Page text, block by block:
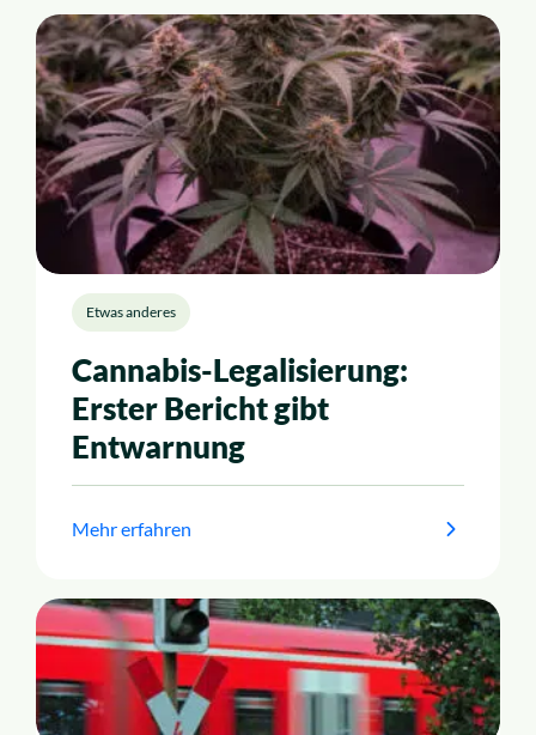
Etwas anderes
Cannabis-Legalisierung:
Erster Bericht gibt
Entwarnung
Mehr erfahren